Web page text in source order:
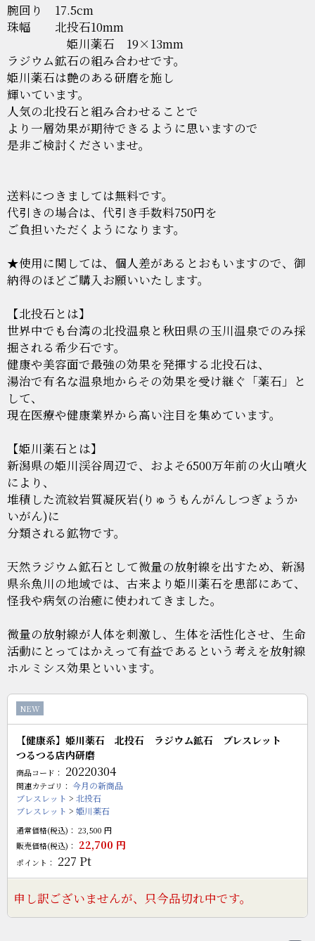
腕回り 17.5cm
珠幅 北投石10mm
姫川薬石 19×13mm
ラジウム鉱石の組み合わせです。
姫川薬石は艶のある研磨を施し
輝いています。
人気の北投石と組み合わせることで
より一層効果が期待できるように思いますので
是非ご検討くださいませ。
送料につきましては無料です。
代引きの場合は、代引き手数料750円を
ご負担いただくようになります。
★使用に関しては、個人差があるとおもいますので、御
納得のほどご購入お願いいたします。
【北投石とは】
世界中でも台湾の北投温泉と秋田県の玉川温泉でのみ採
掘される希少石です。
健康や美容面で最強の効果を発揮する北投石は、
湯治で有名な温泉地からその効果を受け継ぐ「薬石」と
して、
現在医療や健康業界から高い注目を集めています。
【姫川薬石とは】
新潟県の姫川渓谷周辺で、およそ6500万年前の火山噴火
により、
堆積した流紋岩質凝灰岩(りゅうもんがんしつぎょうか
いがん)に
分類される鉱物です。
天然ラジウム鉱石として微量の放射線を出すため、新潟
県糸魚川の地域では、古来より姫川薬石を患部にあて、
怪我や病気の治癒に使われてきました。
微量の放射線が人体を刺激し、生体を活性化させ、生命
活動にとってはかえって有益であるという考えを放射線
ホルミシス効果といいます。
NEW
【健康系】姫川薬石 北投石 ラジウム鉱石 ブレスレット
つるつる店内研磨
商品コード： 20220304
関連カテゴリ： 今月の新商品
ブレスレット > 北投石
ブレスレット > 姫川薬石
通常価格(税込)： 23,500 円
販売価格(税込)： 22,700 円
ポイント： 227 Pt
申し訳ございませんが、只今品切れ中です。